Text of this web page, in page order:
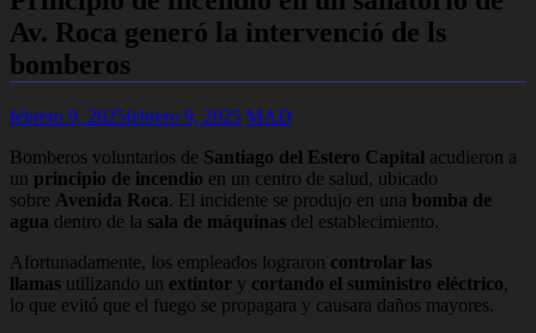
Av. Roca generó la intervenció de ls
bomberos
febrero 9, 2025febrero 9, 2025 MAD
Bomberos voluntarios de Santiago del Estero Capital acudieron a
un principio de incendio en un centro de salud, ubicado
sobre Avenida Roca. El incidente se produjo en una bomba de
agua dentro de la sala de máquinas del establecimiento.
Afortunadamente, los empleados lograron controlar las
llamas utilizando un extintor y cortando el suministro eléctrico,
lo que evitó que el fuego se propagara y causara daños mayores.